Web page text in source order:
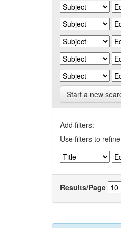
Start a new
Add filters:
Use filters to
Results/Page